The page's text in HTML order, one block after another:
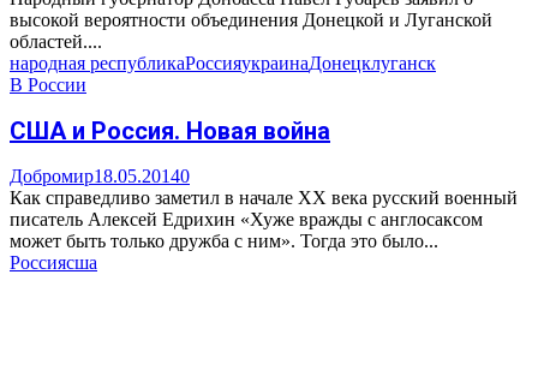
высокой вероятности объединения Донецкой и Луганской
областей....
народная республикаРоссияукраинаДонецклуганск
В России
США и Россия. Новая война
Добромир18.05.20140
Как справедливо заметил в начале XX века русский военный
писатель Алексей Едрихин «Хуже вражды с англосаксом
может быть только дружба с ним». Тогда это было...
Россиясша